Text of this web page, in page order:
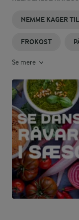
NEMME KAGER
FROKOST
Se mere